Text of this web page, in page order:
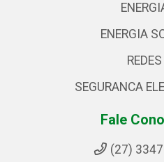
ENERGIA
REDES
SEGURANCA
Fale
(27)